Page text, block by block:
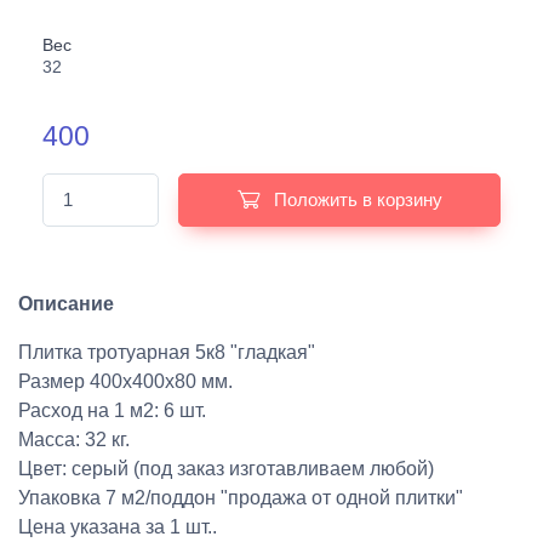
Вес
32
400
Положить в корзину
Описание
Плитка тротуарная 5к8 "гладкая"
Размер 400х400х80 мм.
Расход на 1 м2: 6 шт.
Масса: 32 кг.
Цвет: серый (под заказ изготавливаем любой)
Упаковка 7 м2/поддон "продажа от одной плитки"
Цена указана за 1 шт..